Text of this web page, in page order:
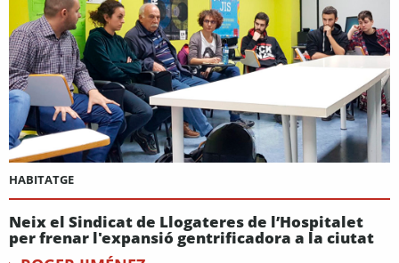
HABITATGE
Neix el Sindicat de Llogateres de l’Hospitalet
per frenar l'expansió gentrificadora a la ciutat